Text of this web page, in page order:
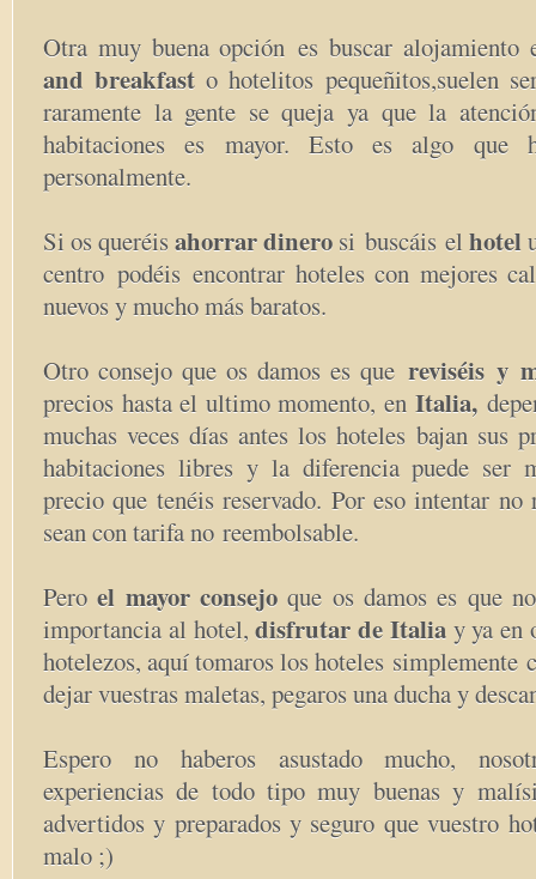
Otra muy buena opciónes buscar
and breakfast o hotelitos pequeñitos,suelen
raramente la gente se queja ya que la
habitaciones es mayor. Esto es algo que
personalmente.
Si os queréisahorrar dinero si buscáis el hotel
centro podéis encontrar hoteles con mejores
nuevos y mucho más baratos.
Otro consejo que os damos es que reviséis y
precios hasta el ultimo momento, en Italia,
muchas veces días antes los hoteles bajan sus
habitaciones libres y la diferencia puede ser
precio que tenéis reservado. Por eso intentar no
sean con tarifa no reembolsable.
Peroel mayor consejo que os damos es que
importancia al hotel,disfrutar de Italiay ya en
hotelezos, aquí tomaros los hoteles simplemente
dejar vuestras maletas, pegaros una ducha y
Espero no haberos asustado mucho,
experiencias de todo tipo muy buenas y
advertidos y preparados y seguro que vuestro
malo ;)